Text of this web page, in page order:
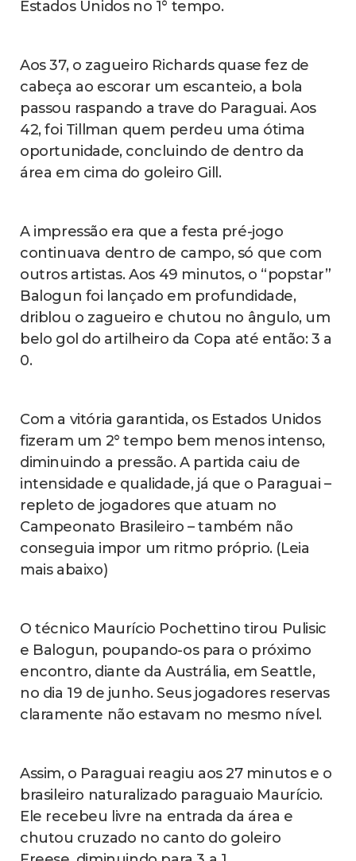
Bobadilla (Maurício); Sanabria (Arce) e
Gols: No 1° tempo: Bobadilla (contra) (6),
Balogun (30) e Balogun (49). No 2° tempo:
Maurício (27) e Reyna (52).